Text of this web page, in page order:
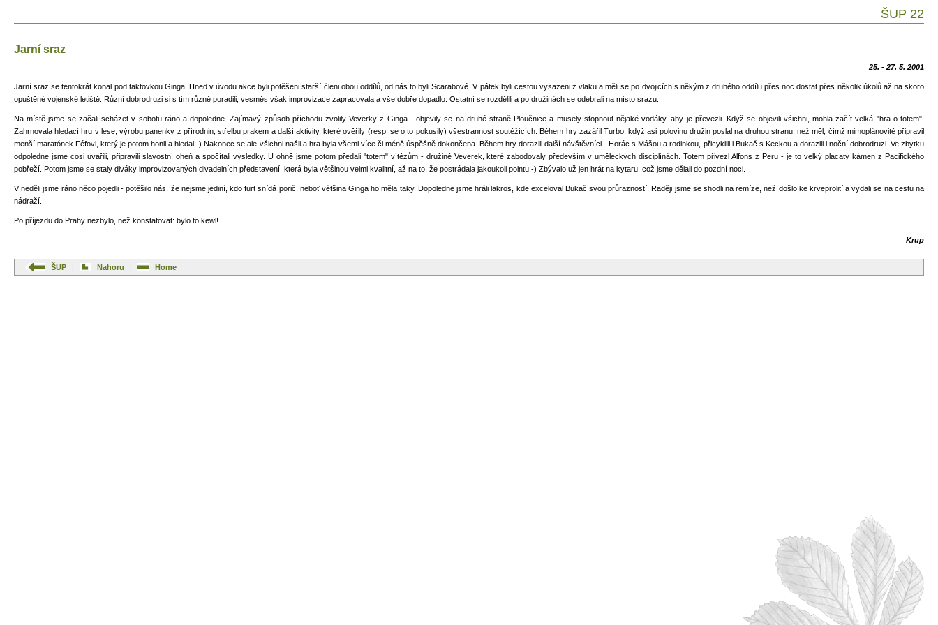
ŠUP 22
Jarní sraz
25. - 27. 5. 2001
Jarní sraz se tentokrát konal pod taktovkou Ginga. Hned v úvodu akce byli potěšeni starší členi obou oddílů, od nás to byli Scarabové. V pátek byli cestou vysazeni z vlaku a měli se po dvojicích s někým z druhého oddílu přes noc dostat přes několik úkolů až na skoro
opuštěné vojenské letiště. Různí dobrodruzi si s tím různě poradili, vesměs však improvizace zapracovala a vše dobře dopadlo. Ostatní se rozdělili a po družinách se odebrali na místo srazu.
Na místě jsme se začali scházet v sobotu ráno a dopoledne. Zajímavý způsob příchodu zvolily Veverky z Ginga - objevily se na druhé straně Ploučnice a musely stopnout nějaké vodáky, aby je převezli. Když se objevili všichni, mohla začít velká "hra o totem".
Zahrnovala hledací hru v lese, výrobu panenky z přírodnin, střelbu prakem a další aktivity, které ověřily (resp. se o to pokusily) všestrannost soutěžících. Během hry zazářil Turbo, když asi polovinu družin poslal na druhou stranu, než měl, čímž mimoplánovitě připravil
menší maratónek Féfovi, který je potom honil a hledal:-) Nakonec se ale všichni našli a hra byla všemi více či méně úspěšně dokončena. Během hry dorazili další návštěvníci - Horác s Mášou a rodinkou, přicyklili i Bukač s Keckou a dorazili i noční dobrodruzi. Ve zbytku
odpoledne jsme cosi uvařili, připravili slavostní oheň a spočítali výsledky. U ohně jsme potom předali "totem" vítězům - družině Veverek, které zabodovaly především v uměleckých disciplínách. Totem přivezl Alfons z Peru - je to velký placatý kámen z Pacifického
pobřeží. Potom jsme se staly diváky improvizovaných divadelních představení, která byla většinou velmi kvalitní, až na to, že postrádala jakoukoli pointu:-) Zbývalo už jen hrát na kytaru, což jsme dělali do pozdní noci.
V neděli jsme ráno něco pojedli - potěšilo nás, že nejsme jediní, kdo furt snídá porič, neboť většina Ginga ho měla taky. Dopoledne jsme hráli lakros, kde exceloval Bukač svou průrazností. Raději jsme se shodli na remíze, než došlo ke krveprolití a vydali se na cestu na
nádraží.
Po příjezdu do Prahy nezbylo, než konstatovat: bylo to kewl!
Krup
ŠUP | Nahoru | Home